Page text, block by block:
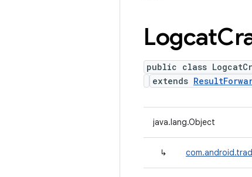
Logcat
public class
extends
java.lang.Object
↳